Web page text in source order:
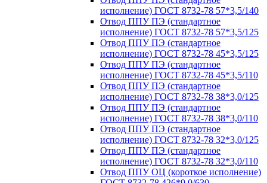
исполнение) ГОСТ 8732-78 57*3,5/140
Отвод ППУ ПЭ (стандартное
исполнение) ГОСТ 8732-78 57*3,5/125
Отвод ППУ ПЭ (стандартное
исполнение) ГОСТ 8732-78 45*3,5/125
Отвод ППУ ПЭ (стандартное
исполнение) ГОСТ 8732-78 45*3,5/110
Отвод ППУ ПЭ (стандартное
исполнение) ГОСТ 8732-78 38*3,0/125
Отвод ППУ ПЭ (стандартное
исполнение) ГОСТ 8732-78 38*3,0/110
Отвод ППУ ПЭ (стандартное
исполнение) ГОСТ 8732-78 32*3,0/125
Отвод ППУ ПЭ (стандартное
исполнение) ГОСТ 8732-78 32*3,0/110
Отвод ППУ ОЦ (короткое исполнение)